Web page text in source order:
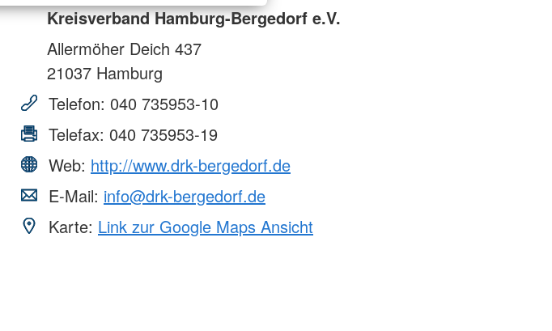
Kreisverband Hamburg-Bergedorf e.V.
Allermöher Deich 437
21037 Hamburg
Telefon: 040 735953-10
Telefax: 040 735953-19
Web: http://www.drk-bergedorf.de
E-Mail: info@drk-bergedorf.de
Karte: Link zur Google Maps Ansicht